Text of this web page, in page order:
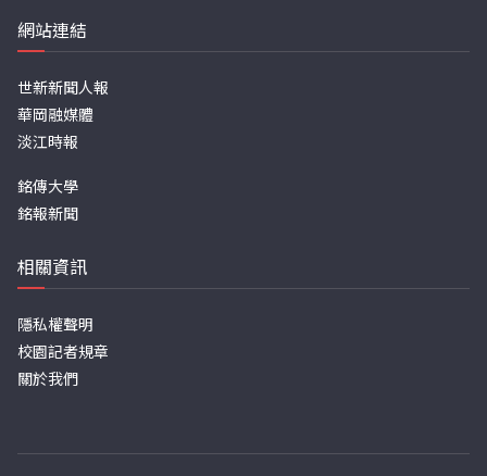
網站連結
世新新聞人報
華岡融媒體
淡江時報
銘傳大學
銘報新聞
相關資訊
隱私權聲明
校園記者規章
關於我們